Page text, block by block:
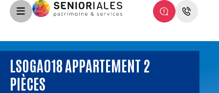
LSOGA018 APPARTEMENT 2
PIÈCES